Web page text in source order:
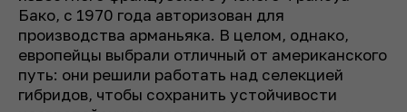
Бако, с 1970 года авторизован для
производства арманьяка. В целом, однако,
европейцы выбрали отличный от американского
путь: они решили работать над селекцией
гибридов, чтобы сохранить устойчивости